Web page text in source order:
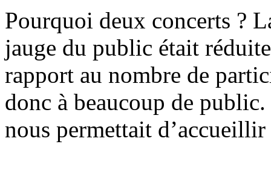
Pourquoi deux concerts ?
jauge du public était
rapport au nombre de
donc à beaucoup de
nous permettait